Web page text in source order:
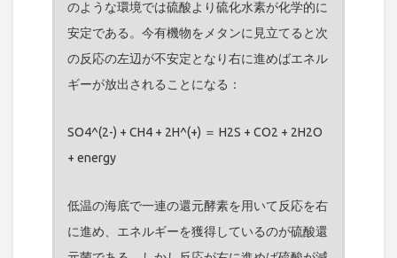
のような環境では硫酸より硫化水素が化学的に
安定である。今有機物をメタンに見立てると次
の反応の左辺が不安定となり右に進めばエネル
ギーが放出されることになる：
SO4^(2-) + CH4 + 2H^(+) ＝ H2S + CO2 + 2H2O
+ energy
低温の海底で一連の還元酵素を用いて反応を右
に進め、エネルギーを獲得しているのが硫酸還